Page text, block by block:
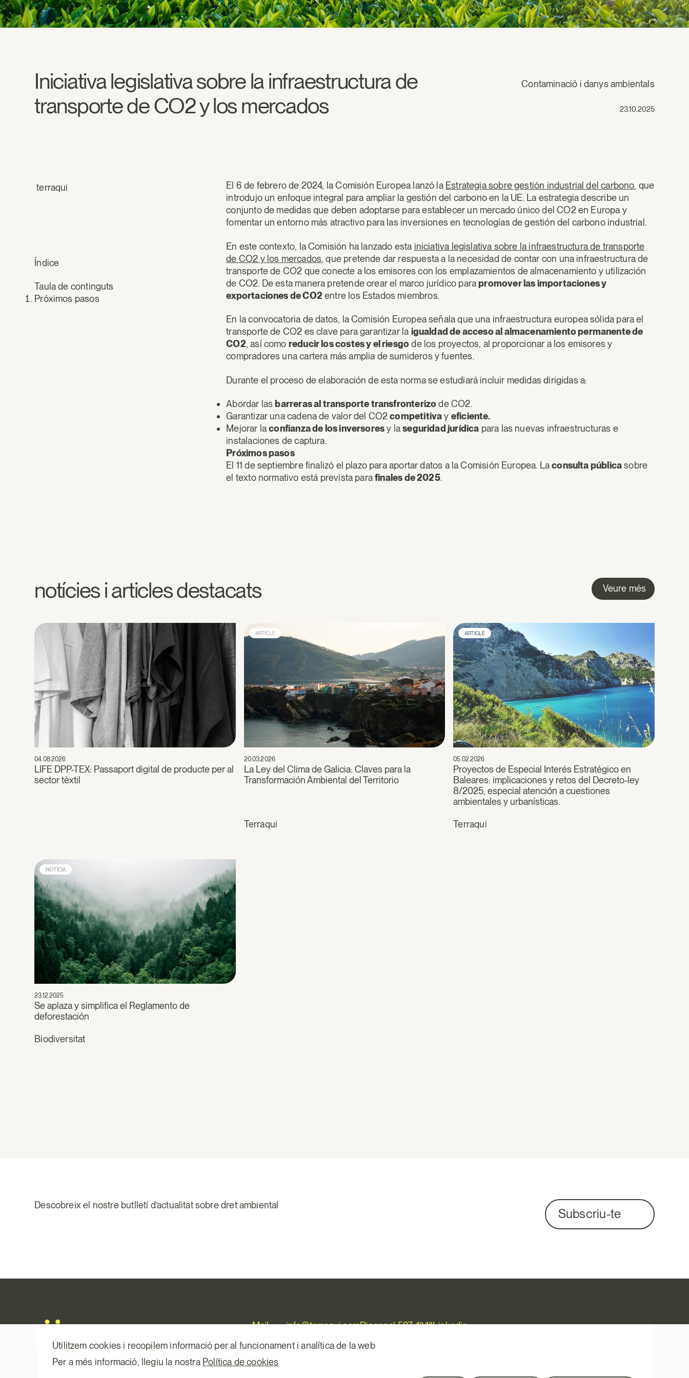
Iniciativa legislativa sobre la infraestructura de
transporte de CO2 y los mercados
23.10.2025
Contaminació i danys ambientals
El 6 de febrero de 2024, la Comisión Europea lanzó la Estrategia sobre gestión industrial del carbono, que
introdujo un enfoque integral para ampliar la gestión del carbono en la UE. La estrategia describe un
conjunto de medidas que deben adoptarse para establecer un mercado único del CO2 en Europa y
fomentar un entorno más atractivo para las inversiones en tecnologías de gestión del carbono industrial.
En este contexto, la Comisión ha lanzado esta iniciativa legislativa sobre la infraestructura de transporte
de CO2 y los mercados, que pretende dar respuesta a la necesidad de contar con una infraestructura de
transporte de CO2 que conecte a los emisores con los emplazamientos de almacenamiento y utilización
de CO2. De esta manera pretende crear el marco jurídico parapromover las importaciones y
exportaciones de CO2 entre los Estados miembros.
En la convocatoria de datos, la Comisión Europea señala que una infraestructura europea sólida para el
transporte de CO2 es clave para garantizar la igualdad de acceso al almacenamiento permanente de
CO2, así como reducir los costes y el riesgode los proyectos, al proporcionar a los emisores y
compradores una cartera más amplia de sumideros y fuentes.
Durante el proceso de elaboración de esta norma se estudiará incluir medidas dirigidas a:
Abordar las barreras al transporte transfronterizode CO2.
Garantizar una cadena de valor del CO2competitivay eficiente.
Mejorar laconfianza de los inversoresy laseguridad jurídica para las nuevas infraestructuras e
instalaciones de captura.
Próximos pasos
El 11 de septiembre finalizó el plazo para aportar datos a la Comisión Europea. Laconsulta públicasobre
el texto normativo está prevista parafinales de 2025.
terraqui
Índice
Taula de continguts
Próximos pasos
notícies i articles destacats Veure més
04.08.2026
LIFE DPP-TEX: Passaport digital de producte per al
sector tèxtil
ARTICLE
20.03.2026
La Ley del Clima de Galicia: Claves para la
Transformación Ambiental del Territorio
Terraqui
ARTICLE
05.02.2026
Proyectos de Especial Interés Estratégico en
Baleares: implicaciones y retos del Decreto-ley
8/2025, especial atención a cuestiones
ambientales y urbanísticas.
Terraqui
NOTÍCIA
23.12.2025
Se aplaza y simplifica el Reglamento de
deforestación
Biodiversitat
Descobreix el nostre butlletí d’actualitat sobre dret ambiental
Subscriu-te
Mail.
info@terraqui.comDiagonal 527, 1º 1ªLinkedin
Utilitzem cookies i recopilem informació per al funcionament i analítica de la web
Per a més informació, llegiu la nostra Política de cookies